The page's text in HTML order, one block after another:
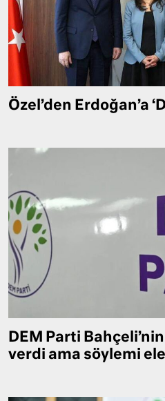
Özel’den Erdoğan’a
DEM Parti
verdi ama söylemi